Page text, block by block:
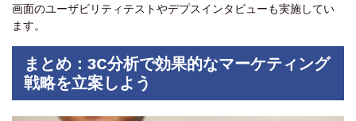
画面のユーザビリティテストやデプスインタビューも実施してい
ます。
まとめ：3C分析で効果的なマーケティング
戦略を立案しよう